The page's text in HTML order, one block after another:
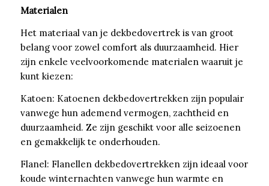
Materialen
Het materiaal van je dekbedovertrek is van groot
belang voor zowel comfort als duurzaamheid. Hier
zijn enkele veelvoorkomende materialen waaruit je
kunt kiezen:
Katoen: Katoenen dekbedovertrekken zijn populair
vanwege hun ademend vermogen, zachtheid en
duurzaamheid. Ze zijn geschikt voor alle seizoenen
en gemakkelijk te onderhouden.
Flanel: Flanellen dekbedovertrekken zijn ideaal voor
koude winternachten vanwege hun warmte en